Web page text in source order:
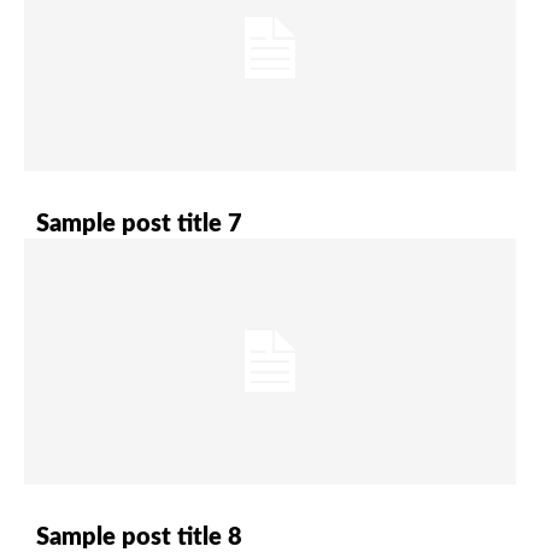
Sample post title 7
Sample post title 8